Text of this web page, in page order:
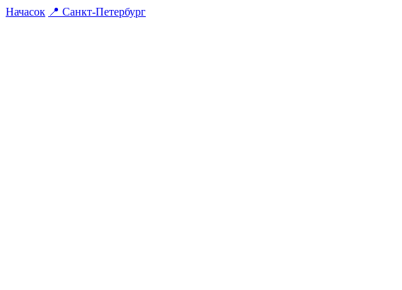
Начасок 📍 Санкт-Петербург